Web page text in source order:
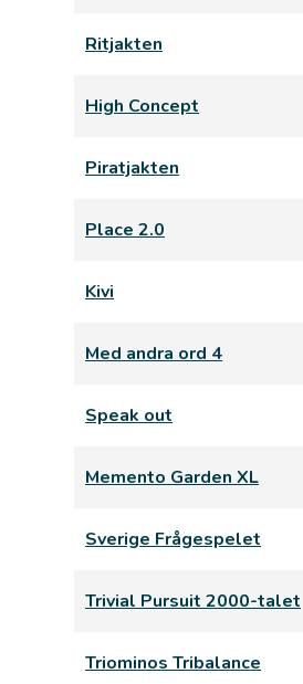
Ritjakten
High Concept
Piratjakten
Place 2.0
Kivi
Med andra ord 4
Speak out
Memento Garden XL
Sverige Frågespelet
Trivial Pursuit 2000-talet
Triominos Tribalance